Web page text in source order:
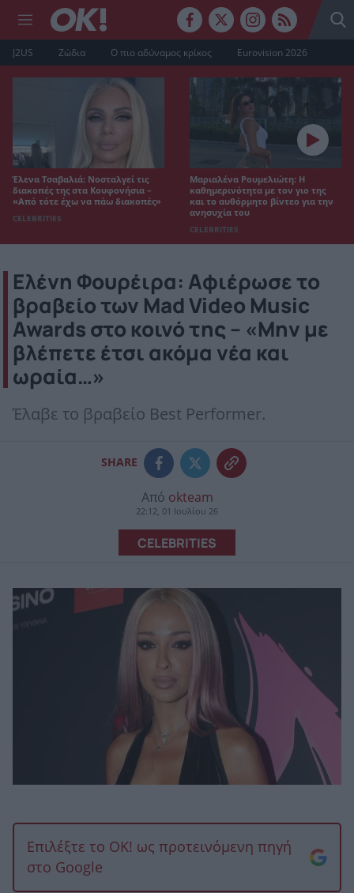
J2US Ζώδια Ο πιο αδύναμος κρίκος Eurovision 2026
Έλενα Τσαβαλιά: Νοσταλγεί τις
διακοπές της στα Κουφονήσια –
«Από τότε έχω να πάω διακοπές»
CELEBRITIES
Μαριαλένα Ρουμελιώτη: Η
καθημερινότητα με τον γιο της
και το αυθόρμητο βίντεο για την
ανησυχία του
CELEBRITIES
Ελένη Φουρέιρα: Αφιέρωσε το
βραβείο των Mad Video Music
Awards στο κοινό της – «Μην με
βλέπετε έτσι ακόμα νέα και
ωραία…»
Έλαβε το βραβείο Best Performer.
SHARE
Από okteam
22:12, 01 Ιουλίου 26
CELEBRITIES
Επιλέξτε το OK! ως προτεινόμενη πηγή
στο Google